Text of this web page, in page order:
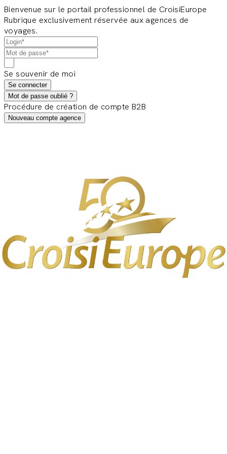
Bienvenue sur le portail professionnel de CroisiEurope
Rubrique exclusivement réservée aux agences de
voyages.
Se souvenir de moi
Se connecter
Mot de passe oublié ?
Procédure de création de compte B2B
Nouveau compte agence